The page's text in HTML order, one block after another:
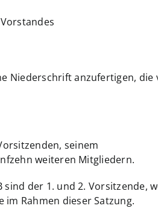
Niederschrift anzufertigen,
seinem
weiteren Mitgliedern.
sind der 1. und 2.
Rahmen dieser Satzung.